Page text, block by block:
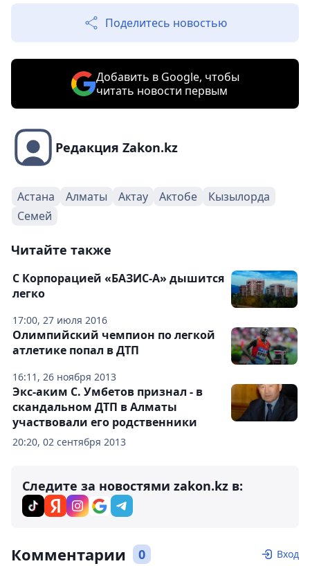
Поделитесь новостью
Добавить в Google, чтобы
читать новости первым
Редакция Zakon.kz
Астана Алматы Актау Актобе
Кызылорда
Семей
Читайте также
17:00, 27 июля 2016
С Корпорацией «БАЗИС-А» дышится
легко
16:11, 26 ноября 2013
Олимпийский чемпион по легкой
атлетике попал в ДТП
20:20, 02 сентября 2013
Экс-аким С. Умбетов признал - в
скандальном ДТП в Алматы
участвовали его родственники
Следите за новостями zakon.kz в:
Комментарии 0 Вход